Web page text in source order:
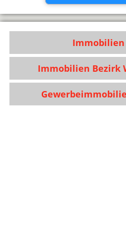
Immobilien
Immobilien Bezirk